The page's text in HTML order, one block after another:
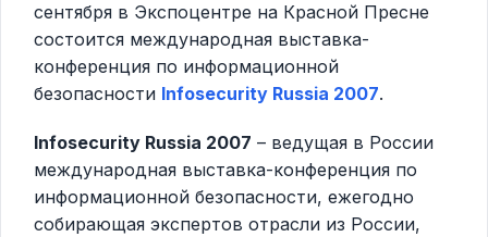
сентября в Экспоцентре на Красной Пресне
состоится международная выставка-
конференция по информационной
безопасности Infosecurity Russia 2007.
Infosecurity Russia 2007 – ведущая в России
международная выставка-конференция по
информационной безопасности, ежегодно
собирающая экспертов отрасли из России,